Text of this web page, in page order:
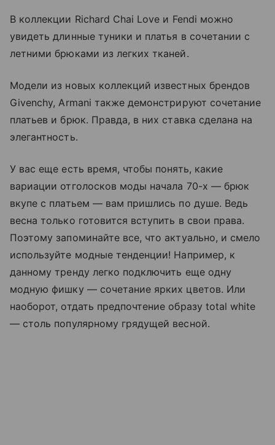
В коллекции Richard Chai Love и Fendi можно
увидеть длинные туники и платья в сочетании с
летними брюками из легких тканей.
Модели из новых коллекций известных брендов
Givenchy, Armani также демонстрируют сочетание
платьев и брюк. Правда, в них ставка сделана на
элегантность.
У вас еще есть время, чтобы понять, какие
вариации отголосков моды начала 70-х — брюк
вкупе с платьем — вам пришлись по душе. Ведь
весна только готовится вступить в свои права.
Поэтому запоминайте все, что актуально, и смело
используйте модные тенденции! Например, к
данному тренду легко подключить еще одну
модную фишку — сочетание ярких цветов. Или
наоборот, отдать предпочтение образу total white
— столь популярному грядущей весной.